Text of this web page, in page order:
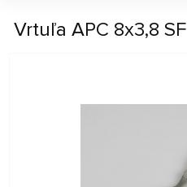
Vrtuľa APC 8x3,8 SF